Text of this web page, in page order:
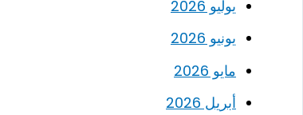
يوليو 2026
يونيو 2026
مايو 2026
أبريل 2026